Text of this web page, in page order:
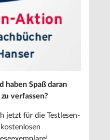
haben Spaß daran
zu verfassen?
jetzt für die Testlesen-